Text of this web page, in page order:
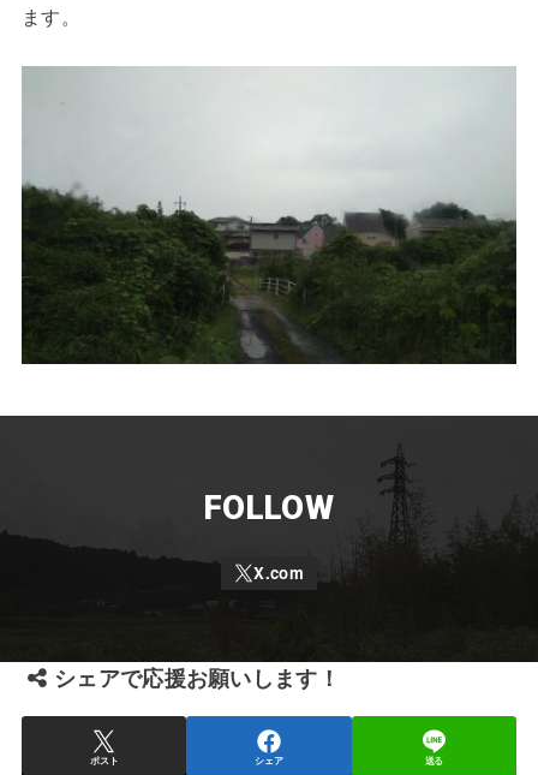
ます。
FOLLOW
シェアで応援お願いします！
ポスト シェア 送る